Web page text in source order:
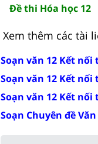
Đề thi Hóa học 12
Xem thêm các tài
Soạn văn 12 Kết
Soạn văn 12 Kết
Soạn văn 12 Kết
Soạn Chuyên đề